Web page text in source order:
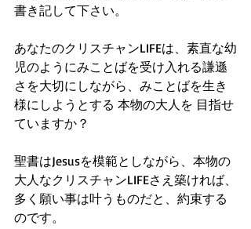
書き記して下さい。
あなたのクリスチャンLIFEは、素直な幼
児のようにみことばを受け入れる謙遜
さを大切にしながら、みことばを生き
様にしようとする 本物の大人を 目指せ
ていますか？
聖書はJesusを模範としながら、本物の
大人なクリスチャンLIFEさえ築ければ、
多く願い事は叶うものだと、約束する
のです。